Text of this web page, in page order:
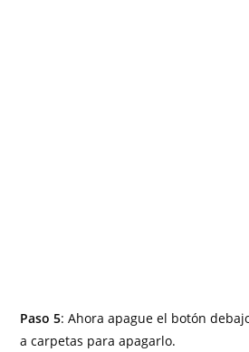
Paso 5: Ahora apague el botón
a carpetas para apagarlo.